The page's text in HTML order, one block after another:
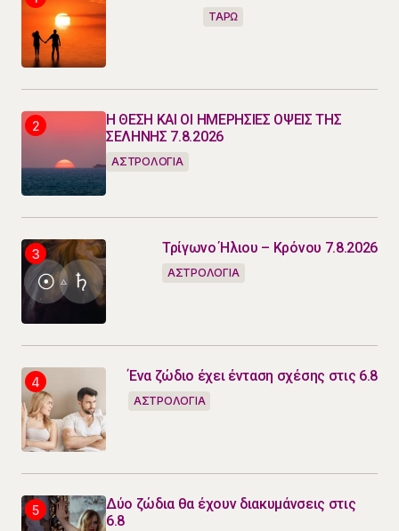
ΤΑΡΩ
Η ΘΕΣΗ ΚΑΙ ΟΙ ΗΜΕΡΗΣΙΕΣ ΟΨΕΙΣ ΤΗΣ
ΣΕΛΗΝΗΣ 7.8.2026
ΑΣΤΡΟΛΟΓΙΑ
Τρίγωνο Ήλιου – Κρόνου 7.8.2026
ΑΣΤΡΟΛΟΓΙΑ
Ένα ζώδιο έχει ένταση σχέσης στις 6.8
ΑΣΤΡΟΛΟΓΙΑ
Δύο ζώδια θα έχουν διακυμάνσεις στις
6.8